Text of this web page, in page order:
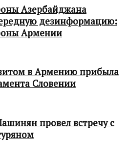
Азербайджана
дезинформацию:
Армении
в Армению прибыла
Словении
провел встречу с